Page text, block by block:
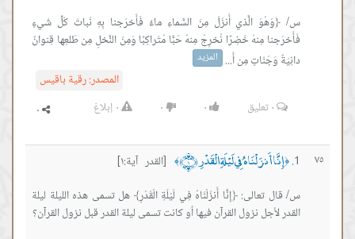
س/ ﴿وَهُوَ الَّذي أَنزَلَ مِنَ السَّماءِ ماءً فَأَخرَجنا بِهِ نَباتَ كُلِّ شَيءٍ
فَأَخرَجنا مِنهُ خَضِرًا نُخرِجُ مِنهُ حَبًّا مُتَراكِبًا وَمِنَ النَّخلِ مِن طَلعِها قِنوانٌ
دانِيَةٌ وَجَنّاتٍ مِن أَ... المزيد
المصدر:رقية باقيس
٠تعليق ٠ ٠ ٠ إبلاغ
٧٥ ﴿إِنَّا أَنزَلْنَاهُ فِي لَيْلَةِ الْقَدْرِ ﴿١﴾ ﴾
[القدر آية:١]
س/ قال تعالى: ﴿إِنَّا أَنزَلْنَاهُ فِي لَيْلَةِ الْقَدْرِ﴾ هل تسمى هذه الليلة ليلة